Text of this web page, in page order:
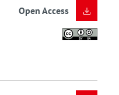
Open Access